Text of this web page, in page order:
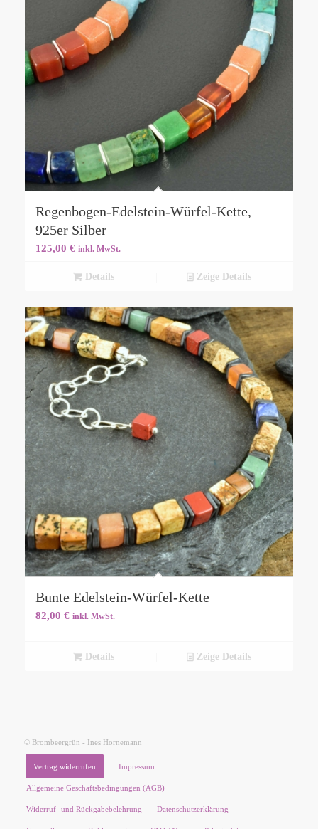
Regenbogen-Edelstein-Würfel-Kette,
925er Silber
125,00 € inkl. MwSt.
Details Zeige Details
Bunte Edelstein-Würfel-Kette
82,00 € inkl. MwSt.
Details Zeige Details
© Brombeergrün - Ines Hornemann
Vertrag widerrufen Impressum
Allgemeine Geschäftsbedingungen (AGB)
Widerruf- und Rückgabebelehrung Datenschutzerklärung